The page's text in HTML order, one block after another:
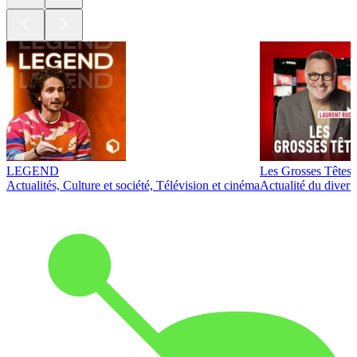
LEGEND
Actualités, Culture et société, Télévision et cinéma
Les Grosses Têtes
Actualité du